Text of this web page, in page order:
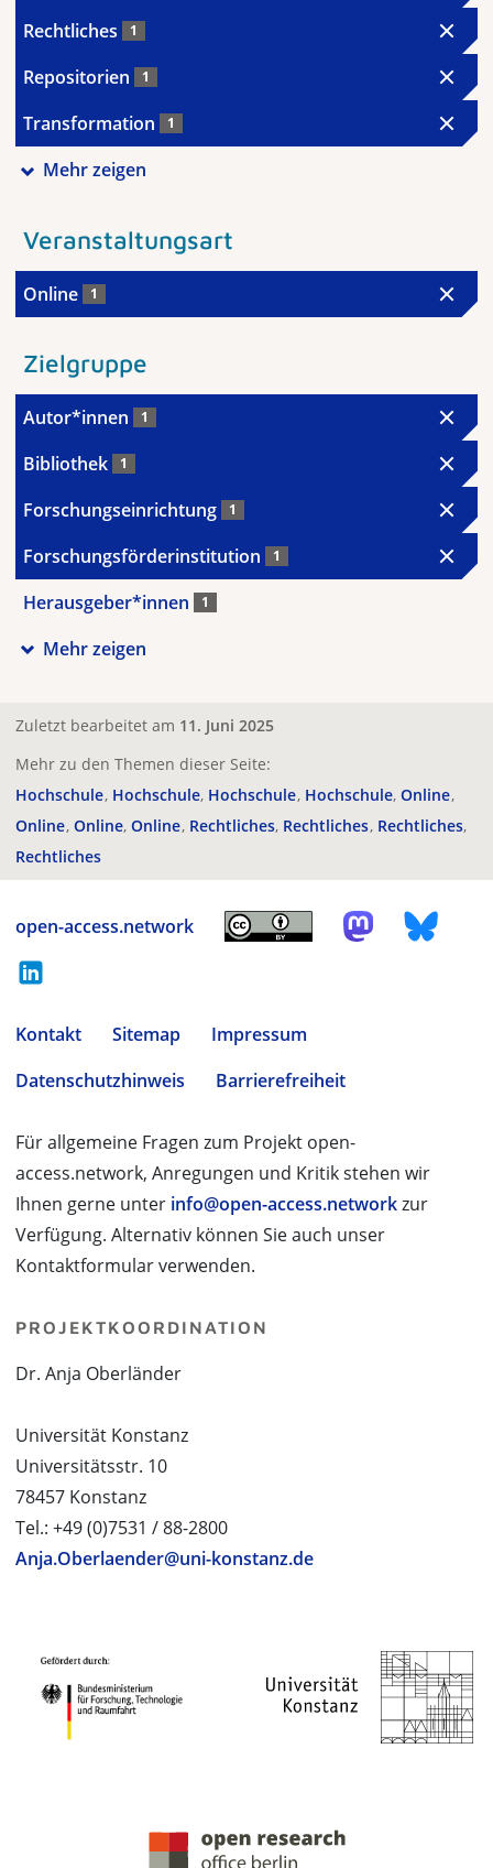
Rechtliches 1
Repositorien 1
Transformation 1
Mehr zeigen
Veranstaltungsart
Online 1
Zielgruppe
Autor*innen 1
Bibliothek 1
Forschungseinrichtung 1
Forschungsförderinstitution 1
Herausgeber*innen 1
Mehr zeigen
Zuletzt bearbeitet am 11. Juni 2025
Mehr zu den Themen dieser Seite:
Hochschule Hochschule Hochschule Hochschule Online
Online Online Online Rechtliches Rechtliches Rechtliches
Rechtliches
open-access.network
Kontakt Sitemap
Impressum
Datenschutzhinweis
Barrierefreiheit
Für allgemeine Fragen zum Projekt open-
access.network, Anregungen und Kritik stehen wir
Ihnen gerne unter info@open-access.networkzur
Verfügung. Alternativ können Sie auch unser
Kontaktformular verwenden.
PROJEKTKOORDINATION
Dr. Anja Oberländer
Universität Konstanz
Universitätsstr. 10
78457 Konstanz
Tel.: +49 (0)7531 / 88-2800
Anja.Oberlaender@uni-konstanz.de